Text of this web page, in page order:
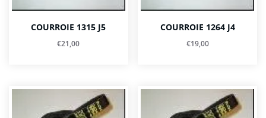
COURROIE 1315 J5
€21,00
COURROIE 1264 J4
€19,00